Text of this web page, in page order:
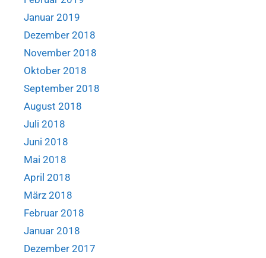
Januar 2019
Dezember 2018
November 2018
Oktober 2018
September 2018
August 2018
Juli 2018
Juni 2018
Mai 2018
April 2018
März 2018
Februar 2018
Januar 2018
Dezember 2017